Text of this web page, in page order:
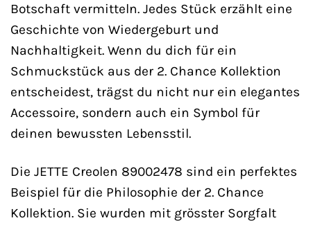
Botschaft vermitteln. Jedes Stück erzählt eine
Geschichte von Wiedergeburt und
Nachhaltigkeit. Wenn du dich für ein
Schmuckstück aus der 2. Chance Kollektion
entscheidest, trägst du nicht nur ein elegantes
Accessoire, sondern auch ein Symbol für
deinen bewussten Lebensstil.
Die JETTE Creolen 89002478 sind ein perfektes
Beispiel für die Philosophie der 2. Chance
Kollektion. Sie wurden mit grösster Sorgfalt